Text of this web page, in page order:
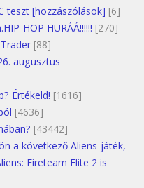
teszt [hozzászólások] [6]
HOP HURÁÁ!!!!!! [270]
[88]
augusztus
Értékeld! [1616]
[4636]
[43442]
a következő Aliens-játék,
Fireteam Elite 2 is